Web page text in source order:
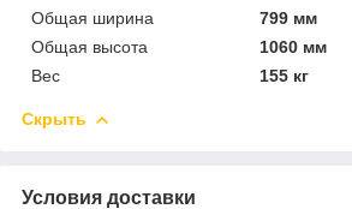
Общая ширина
799 мм
Общая высота
1060 мм
Вес
155 кг
Скрыть
Условия доставки